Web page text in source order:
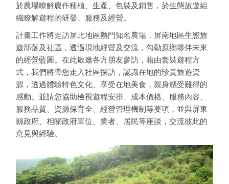
於農場瞭解農作種植、生產、包裝及銷售，於生態旅遊組
織瞭解遊程的研發、服務及經營。
計畫工作將走訪屏北地區熱門知名農場，屏南地區生態旅
遊部落及社區，透過現地經營及交流，勾勒原鄉夥伴未來
的經營藍圖。在此敬邀各方朋友參訪，藉由套裝遊程方
式，我們將帶您走入社區探訪，認識在地的珍貴旅遊資
源，透過體驗特色文化、享受在地美食，親身感受難得的
感動。並請您協助檢視遊程安排、成本價格、服務內容、
服務品質、資源保育全、經營管理機制等要項，並與屏東
縣政府、相關政府單位、業者、居民等座談，交流彼此的
意見與經驗。